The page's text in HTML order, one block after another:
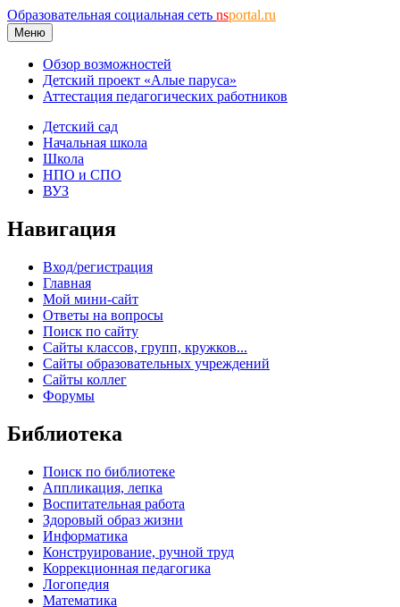
Образовательная социальная сеть nsportal.ru
Меню
Обзор возможностей
Детский проект «Алые паруса»
Аттестация педагогических работников
Детский сад
Начальная школа
Школа
НПО и СПО
ВУЗ
Навигация
Вход/регистрация
Главная
Мой мини-сайт
Ответы на вопросы
Поиск по сайту
Сайты классов, групп, кружков...
Сайты образовательных учреждений
Сайты коллег
Форумы
Библиотека
Поиск по библиотеке
Аппликация, лепка
Воспитательная работа
Здоровый образ жизни
Информатика
Конструирование, ручной труд
Коррекционная педагогика
Логопедия
Математика